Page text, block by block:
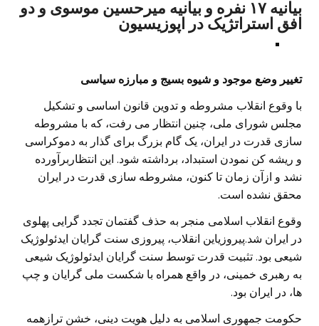
بیانیه ۱۷ نفره و بیانیه میرحسین موسوی و دو
افق استراتژیک در اپوزیسیون
تغییر وضع موجود و شیوه بسیج و مبارزه سیاسی
با وقوع انقلاب مشروطه و تدوین قانون اساسی و تشکیل
مجلس شورای ملی، چنین انتظار می رفت، که با مشروطه
سازی قدرت در ایران، یک گام بزرگ برای گذار به دموکراسی
و ریشه کن نمودن استبداد، برداشته شود. این انتظاربرآورده
نشد و ازآن زمان تا کنون، مشروطه سازی قدرت در ایران
محقق نشده است.
وقوع انقلاب اسلامی منجر به حذف گفتمان تجدد گرایی پهلوی
در ایران شد.پیروزیاین انقلاب، پیروزی سنت گرایان ایدئولوژیک
شیعی بود. تثبیت قدرت توسط سنت گرایان ایدئولوژیک شیعی
به رهبری خمینی، در واقع همراه با شکست ملی گرایان و چپ
ها، در ایران بود.
حکومت جمهوری اسلامی به دلیل هویت دینی، خشن ترازهمه